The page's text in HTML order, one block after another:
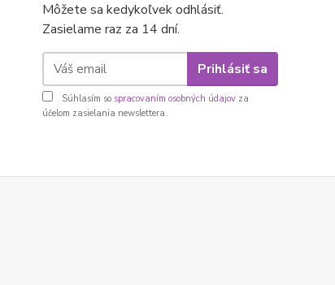
Môžete sa kedykoľvek odhlásiť.
Zasielame raz za 14 dní.
Prihlásiť sa
Súhlasím so spracovaním osobných údajov za
účelom zasielania newslettera.